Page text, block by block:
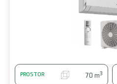
PROSTOR 70 m3